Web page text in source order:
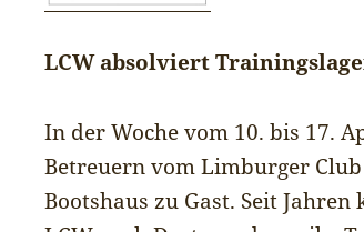
LCW absolviert
In der Woche vom 10. bis 17.
Betreuern vom Limburger
Bootshaus zu Gast. Seit